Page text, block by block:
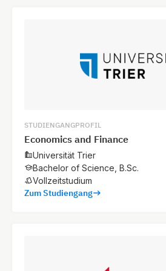
STUDIENGANGPROFIL
Economics and Finance
Universität Trier
Bachelor of Science, B.Sc.
Vollzeitstudium
Zum Studiengang